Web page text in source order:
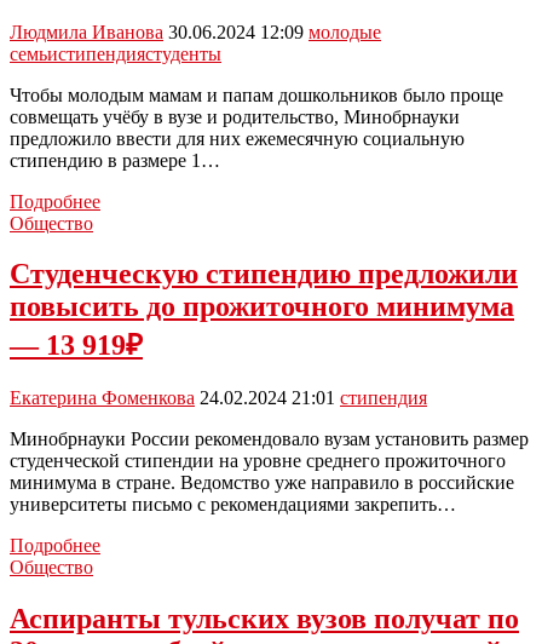
Людмила Иванова 30.06.2024 12:09 молодые
семьистипендиястуденты
Чтобы молодым мамам и папам дошкольников было проще
совмещать учёбу в вузе и родительство, Минобрнауки
предложило ввести для них ежемесячную социальную
стипендию в размере 1…
ПодробнееДля
детьми
введут
социальную
стипендию
Общество
Студенческую стипендию предложили
повысить до прожиточного минимума
— 13 919₽
Екатерина Фоменкова 24.02.2024 21:01 стипендия
Минобрнауки России рекомендовало вузам установить размер
студенческой стипендии на уровне среднего прожиточного
минимума в стране. Ведомство уже направило в российские
университеты письмо с рекомендациями закрепить…
ПодробнееСтуденческую
до
Общество
Аспиранты тульских вузов получат по